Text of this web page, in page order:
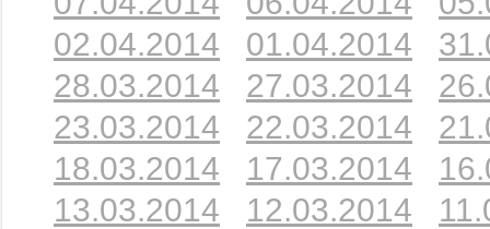
02.04.2014
01.04.2014
28.03.2014
27.03.2014
23.03.2014
22.03.2014
18.03.2014
17.03.2014
13.03.2014
12.03.2014